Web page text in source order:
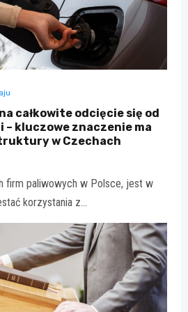
całkowite odcięcie się od
– kluczowe znaczenie ma
w Czechach
firm paliwowych w Polsce, jest w
korzystania z…